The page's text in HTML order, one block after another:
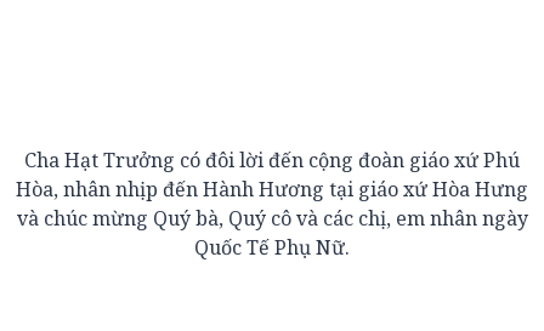
Cha Hạt Trưởng có đôi lời đến cộng đoàn giáo xứ Phú
Hòa, nhân nhịp đến Hành Hương tại giáo xứ Hòa Hưng
và chúc mừng Quý bà, Quý cô và các chị, em nhân ngày
Quốc Tế Phụ Nữ.